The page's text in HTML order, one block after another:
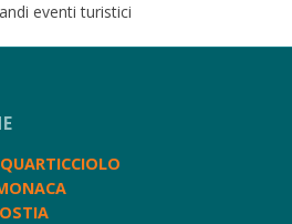
eventi turistici